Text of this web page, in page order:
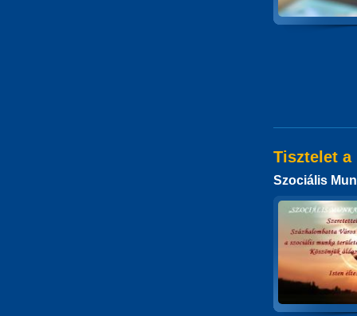
Tisztelet a
Szociális